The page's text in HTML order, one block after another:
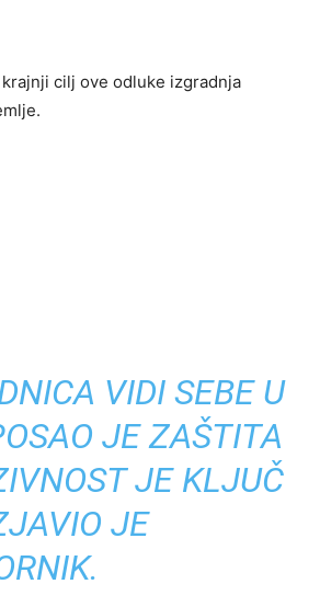
cilj ove odluke izgradnja
VIDI SEBE U
JE ZAŠTITA
JE KLJUČ
JE